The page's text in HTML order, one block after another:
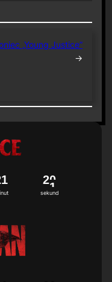
„Young Justice”
→
1
sekund
20